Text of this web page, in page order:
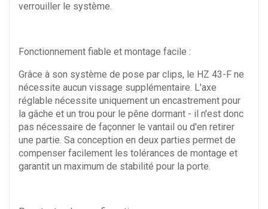
verrouiller le système.
Fonctionnement fiable et montage facile :
Grâce à son système de pose par clips, le HZ 43-F ne
nécessite aucun vissage supplémentaire. L'axe
réglable nécessite uniquement un encastrement pour
la gâche et un trou pour le pêne dormant - il n'est donc
pas nécessaire de façonner le vantail ou d'en retirer
une partie. Sa conception en deux parties permet de
compenser facilement les tolérances de montage et
garantit un maximum de stabilité pour la porte.